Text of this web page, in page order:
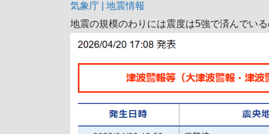
気象庁 | 地震情報
地震の規模のわりには震度は5強で済んでい